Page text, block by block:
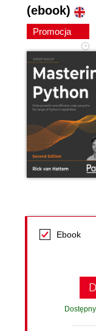
(ebook)
Promocja
Ebook